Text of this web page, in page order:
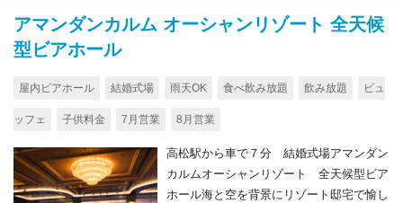
アマンダンカルム オーシャンリゾート 全天候
型ビアホール
屋内ビアホール 結婚式場 雨天OK 食べ飲み放題 飲み放題 ビュ
ッフェ 子供料金 7月営業 8月営業
高松駅から車で７分 結婚式場アマンダン
カルムオーシャンリゾート 全天候型ビア
ホール海と空を背景にリゾート邸宅で愉し